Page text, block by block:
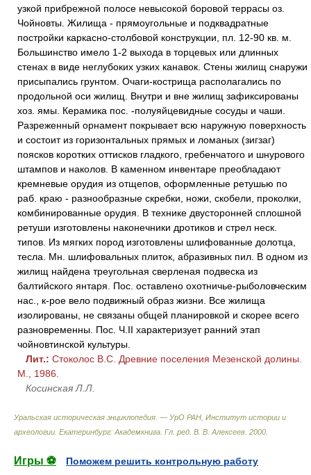
узкой прибрежной полосе невысокой боровой террасы оз.
Чойновты. Жилища - прямоугольные и подквадратные
постройки каркасно-столбовой конструкции, пл. 12-90 кв. м.
Большинство имело 1-2 выхода в торцевых или длинных
стенах в виде неглубоких узких канавок. Стены жилищ снаружи
присыпались грунтом. Очаги-кострища располагались по
продольной оси жилищ. Внутри и вне жилищ зафиксированы
хоз. ямы. Керамика пос. -полуяйцевидные сосуды и чаши.
Разреженный орнамент покрывает всю наружную поверхность
и состоит из горизонтальных прямых и ломаных (зигзаг)
поясков коротких оттисков гладкого, гребенчатого и шнурового
штампов и наколов. В каменном инвентаре преобладают
кремневые орудия из отщепов, оформленные ретушью по
раб. краю - разнообразные скребки, ножи, скобели, проколки,
комбинированные орудия. В технике двусторонней сплошной
ретуши изготовлены наконечники дротиков и стрел неск.
типов. Из мягких пород изготовлены шлифованные долотца,
тесла. Мн. шлифовальных плиток, абразивных пил. В одном из
жилищ найдена треугольная сверленая подвеска из
балтийского янтаря. Пос. оставлено охотничье-рыболовческим
нас., к-рое вело подвижный образ жизни. Все жилища
изолированы, не связаны общей планировкой и скорее всего
разновременны. Пос. Ч.II характеризует ранний этап
чойновтинской культуры.
Лит.: Стоколос В.С. Древние поселения Мезенской долины.
М., 1986.
Косинская Л.Л.
Уральская историческая энциклопедия. — УрО РАН, Институт истории и
археологии. Екатеринбург: Академкнига Гл. ред. В. В. Алексеев 2000
Игры ⚽
Поможем решить контрольную работу